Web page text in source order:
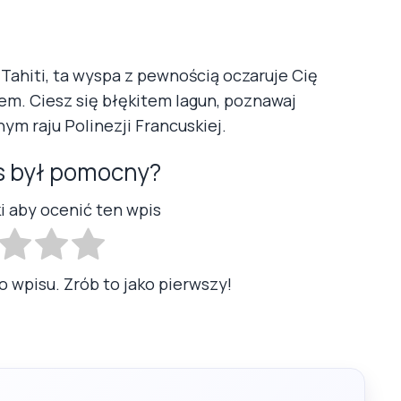
ta wyspa z pewnością oczaruje Cię
Ciesz się błękitem lagun, poznawaj
raju Polinezji Francuskiej.
pomocny?
aby ocenić ten wpis
wpisu. Zrób to jako pierwszy!